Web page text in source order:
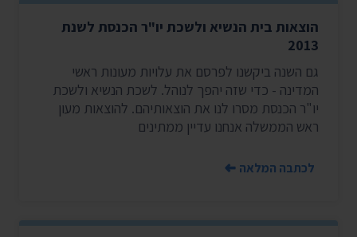
הוצאות בית הנשיא ולשכת יו"ר הכנסת לשנת
2013
גם השנה ביקשנו לפרסם את עלויות מעונות ראשי
המדינה - כדי שזה יהפך לנוהל. לשכת הנשיא ולשכת
יו"ר הכנסת מסרו לנו את הוצאותיהם. להוצאות מעון
ראש הממשלה אנחנו עדיין ממתינים
לכתבה המלאה